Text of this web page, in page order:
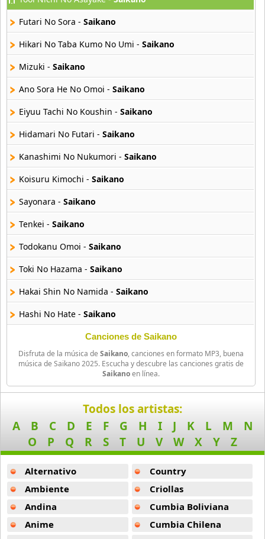
29 músicas online
Akane Iro Ni Samoru Saka
26 músicas online
6 músicas online
Akikan
15 músicas online
Alejandro Arnais
3 músicas online
Amaenaideyo
26 músicas online
Amagami Ss
50 músicas online
Amatsuki
20 músicas online
Angel Beats
Angel Heart
Angel Sanctuary
Angelic Layer
3 músicas online
Ano Natsu De Matteru
Another
Futari No Sora - Saikano
Hikari No Taba Kumo No Umi - Saikano
Mizuki - Saikano
Ano Sora He No Omoi - Saikano
Eiyuu Tachi No Koushin - Saikano
Hidamari No Futari - Saikano
Kanashimi No Nukumori - Saikano
Koisuru Kimochi - Saikano
Sayonara - Saikano
Tenkei - Saikano
Todokanu Omoi - Saikano
Toki No Hazama - Saikano
Hakai Shin No Namida - Saikano
Hashi No Hate - Saikano
Saikano
Koi No Joukei -Saikano
Kokoro No Kage -Saikano
Mannaka No Niji -
Saikano
Mayonaka No Niji -Saikano
Reisei Na Kyouki -
Taidou -Saikano
Canciones de Saikano
Disfruta de la música de Saikano, canciones en formato MP3, buena
música de Saikano 2025. Escucha y descubre las canciones gratis de
Saikanoen línea.
Todos los artistas:
A
B C D E F G H I J K L M
N
O
P Q R S T U V W X Y Z
Alternativo
Ambiente
Andina
Anime
Country
Criollas
Cumbia Boliviana
Cumbia Chilena